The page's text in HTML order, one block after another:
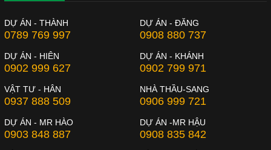
DỰ ÁN - THÀNH
0789 769 997
DỰ ÁN - ĐĂNG
0908 880 737
DỰ ÁN - HIÊN
0902 999 627
DỰ ÁN - KHÁNH
0902 799 971
VẬT TƯ - HÂN
0937 888 509
NHÀ THẦU-SANG
0906 999 721
DỰ ÁN - MR HÀO
0903 848 887
DỰ ÁN -MR HẬU
0908 835 842